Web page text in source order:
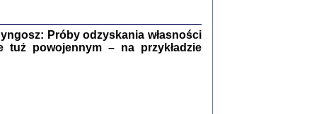
Próby odzyskania własności
tuż powojennym – na przykładzie